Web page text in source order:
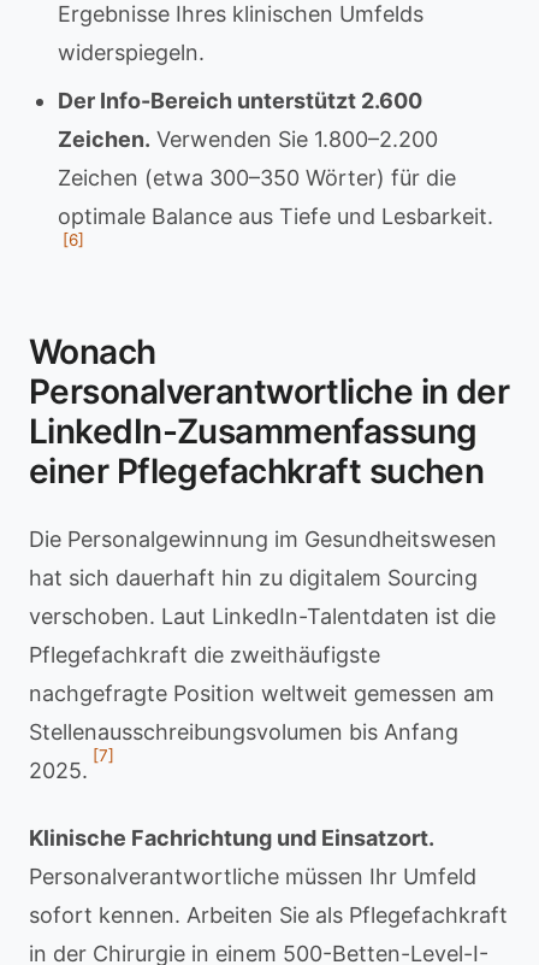
Ergebnisse Ihres klinischen Umfelds
widerspiegeln.
Der Info-Bereich unterstützt 2.600
Zeichen. Verwenden Sie 1.800–2.200
Zeichen (etwa 300–350 Wörter) für die
optimale Balance aus Tiefe und Lesbarkeit.
[6]
Wonach
Personalverantwortliche in der
LinkedIn-Zusammenfassung
einer Pflegefachkraft suchen
Die Personalgewinnung im Gesundheitswesen
hat sich dauerhaft hin zu digitalem Sourcing
verschoben. Laut LinkedIn-Talentdaten ist die
Pflegefachkraft die zweithäufigste
nachgefragte Position weltweit gemessen am
Stellenausschreibungsvolumen bis Anfang
2025.
[7]
Klinische Fachrichtung und Einsatzort.
Personalverantwortliche müssen Ihr Umfeld
sofort kennen. Arbeiten Sie als Pflegefachkraft
in der Chirurgie in einem 500-Betten-Level-I-